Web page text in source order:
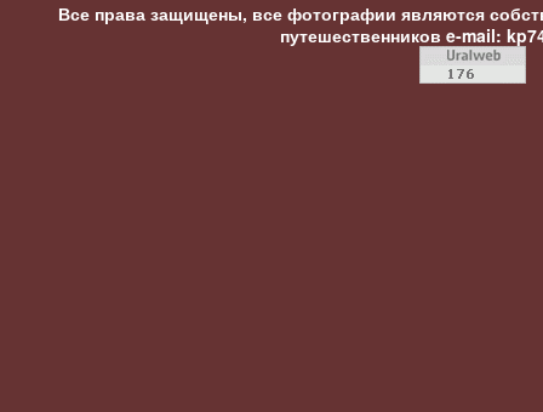
Все права защищены, все фотографии являются
путешественников e-mail: